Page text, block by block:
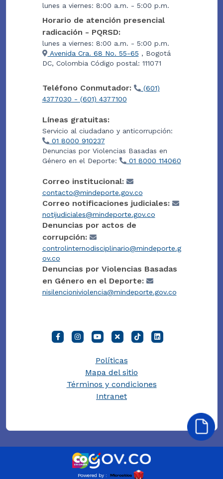
lunes a viernes: 8:00 a.m. - 5:00 p.m.
Horario de atención presencial
radicación - PQRSD:
lunes a viernes: 8:00 a.m. - 5:00 p.m.
Avenida Cra. 68 No. 55-65 , Bogotá
DC, Colombia Código postal: 111071
Teléfono Conmutador:
(601)
4377030 - (601) 4377100
Líneas gratuitas:
Servicio al ciudadano y anticorrupción:
01 8000 910237
Denuncias por Violencias Basadas en
Género en el Deporte:
01 8000 114060
Correo institucional:
contacto@mindeporte.gov.co
Correo notificaciones judiciales:
notijudiciales@mindeporte.gov.co
Denuncias por actos de
corrupción:
controlinternodisciplinario@mindeporte.g
ov.co
Denuncias por Violencias Basadas
en Género en el Deporte:
nisilencioniviolencia@mindeporte.gov.co
Políticas
Mapa del sitio
Términos y condiciones
Intranet
Powered by :